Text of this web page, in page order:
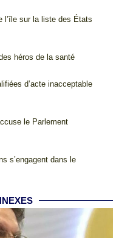
l’île sur la liste des États
héros de la santé
d’acte inacceptable
le Parlement
s’engagent dans le